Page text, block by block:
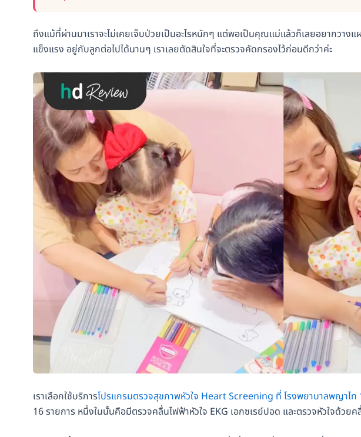
ถึงแม้ที่ผ่านมาเราจะไม่เคยเจ็บป่วยเป็นอะไรหนักๆ แต่พอเป็นคุณแม่แล้วก็เลยอยากวาง
แข็งแรง อยู่กับลูกต่อไปได้นานๆ เราเลยตัดสินใจที่จะตรวจคัดกรองไว้ก่อนดีกว่าค่ะ
เราเลือกใช้บริการโปรแกรมตรวจสุขภาพหัวใจ Heart Screening ที่ โรงพยาบาลพญาไท
16 รายการ หนึ่งในนั้นคือมีตรวจคลื่นไฟฟ้าหัวใจ EKG เอกซเรย์ปอด และตรวจหัวใจด้วย